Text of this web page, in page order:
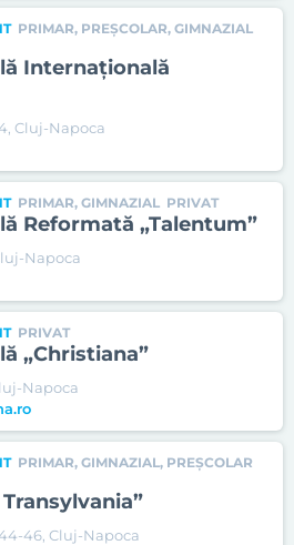
PRIMAR, PREȘCOLAR, GIMNAZIAL
Internaţională
Cluj-Napoca
PRIMAR, GIMNAZIAL PRIVAT
Reformată „Talentum”
Napoca
PRIVAT
„Christiana”
Napoca
PRIMAR, GIMNAZIAL, PREȘCOLAR
46, Cluj-Napoca